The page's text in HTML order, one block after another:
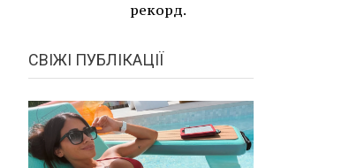
рекорд.
СВІЖІ ПУБЛІКАЦІЇ